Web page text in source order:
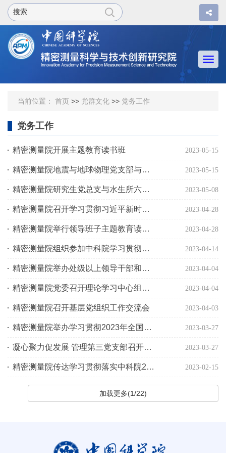
当前位置： 首页 >> 党群文化 >> 党务工作
党务工作
精密测量院开展主题教育读书班 2023-05-15
精密测量院地震与地球物理党支部与管理第二、三党支部开展联学共建主题党日活动 2023-05-15
精密测量院研究生党总支与水生所六中心第二党支部联合开展主题党日活动 2023-05-08
精密测量院召开学习贯彻习近平新时代中国特色社会主义思想主题教育部署推进会 2023-04-28
精密测量院举行领导班子主题教育读书班开班式 2023-04-28
精密测量院组织参加中科院学习贯彻习近平新时代中国特色社会主义思想主题教育动员大会 2023-04-14
精密测量院举办处级以上领导干部和党务干部学习贯彻党的二十大精神培训班 2023-04-04
精密测量院党委召开理论学习中心组学习研讨会 2023-04-04
精密测量院召开基层党组织工作交流会 2023-04-03
精密测量院举办学习贯彻2023年全国两会精神报告会 2023-03-27
凝心聚力促发展 管理第三党支部召开2022年度组织生活会 2023-03-27
精密测量院传达学习贯彻落实中科院2023年度工作会议精神 2023-02-15
加载更多(1/22)